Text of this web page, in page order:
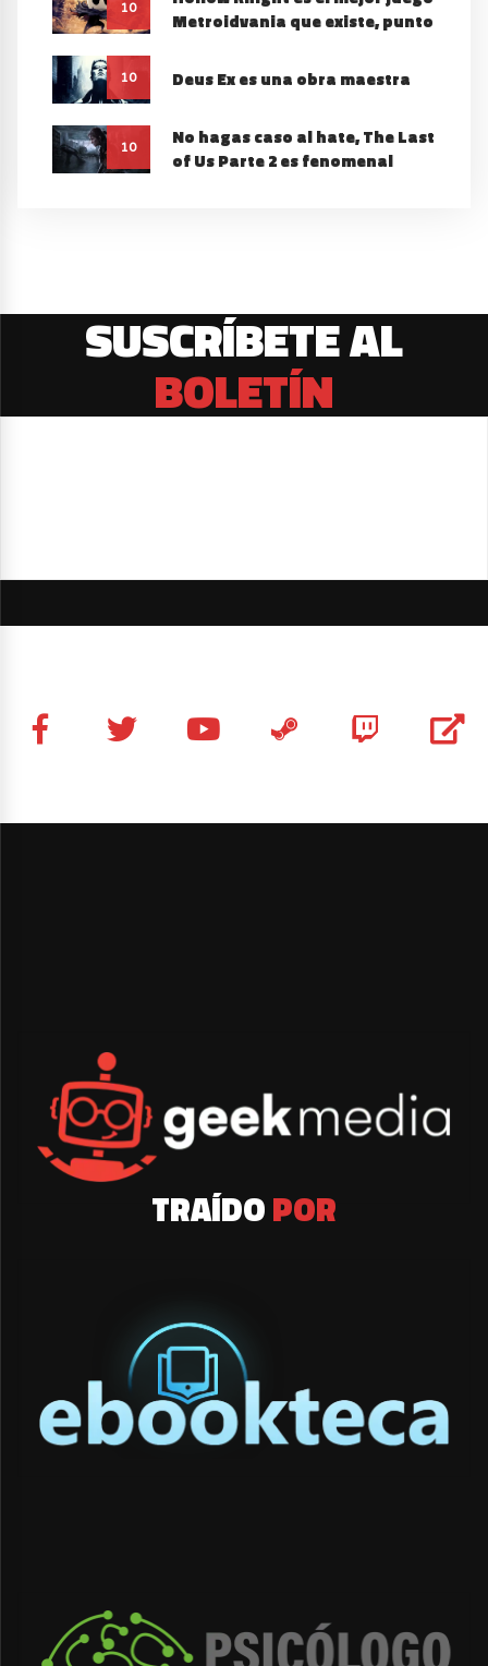
10
Metroidvania que existe, punto
10 Deus Ex es una obra maestra
10
No hagas caso al hate, The Last
of Us Parte 2 es fenomenal
SUSCRÍBETE AL
BOLETÍN
TRAÍDOPOR